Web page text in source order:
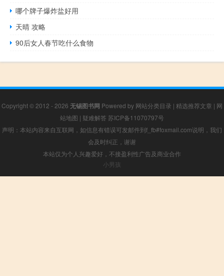
哪个牌子爆炸盐好用
天晴 攻略
90后女人春节吃什么食物
Copyright © 2012 - 2026 无锡图书网 Powered by 网站分类目录 | 精选推荐文章 | 网
站地图 | 疑难解答 苏ICP备11070797号
声明：本站内容来自互联网，如信息有错误可发邮件到f_fb#foxmail.com说明，我们
会及时纠正，谢谢
本站仅为个人兴趣爱好，不接盈利性广告及商业合作
小男孩